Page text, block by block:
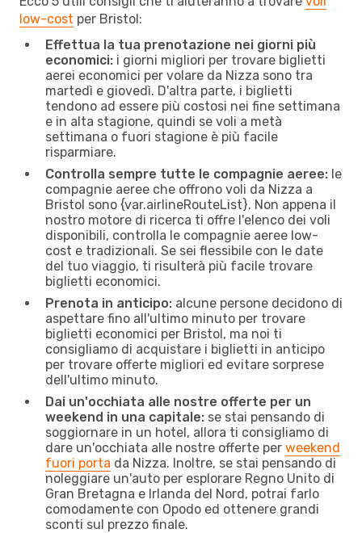
low-cost per Bristol:
Effettua la tua prenotazione nei giorni più
economici: i giorni migliori per trovare biglietti
aerei economici per volare da Nizza sono tra
martedì e giovedì. D'altra parte, i biglietti
tendono ad essere più costosi nei fine settimana
e in alta stagione, quindi se voli a metà
settimana o fuori stagione è più facile
risparmiare.
Controlla sempre tutte le compagnie aeree: le
compagnie aeree che offrono voli da Nizza a
Bristol sono {​var.airlineRouteList}. Non appena il
nostro motore di ricerca ti offre l'elenco dei voli
disponibili, controlla le compagnie aeree low-
cost e tradizionali. Se sei flessibile con le date
del tuo viaggio, ti risulterà più facile trovare
biglietti economici.
Prenota in anticipo: alcune persone decidono di
aspettare fino all'ultimo minuto per trovare
biglietti economici per Bristol, ma noi ti
consigliamo di acquistare i biglietti in anticipo
per trovare offerte migliori ed evitare sorprese
dell'ultimo minuto.
Dai un'occhiata alle nostre offerte per un
weekend in una capitale: se stai pensando di
soggiornare in un hotel, allora ti consigliamo di
dare un'occhiata alle nostre offerte per weekend
fuori porta da Nizza. Inoltre, se stai pensando di
noleggiare un'auto per esplorare Regno Unito di
Gran Bretagna e Irlanda del Nord, potrai farlo
comodamente con Opodo ed ottenere grandi
sconti sul prezzo finale.